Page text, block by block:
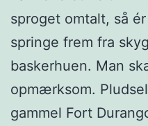
sproget omtalt, så
springe frem fra
baskerhuen. Man
opmærksom.
gammel Fort